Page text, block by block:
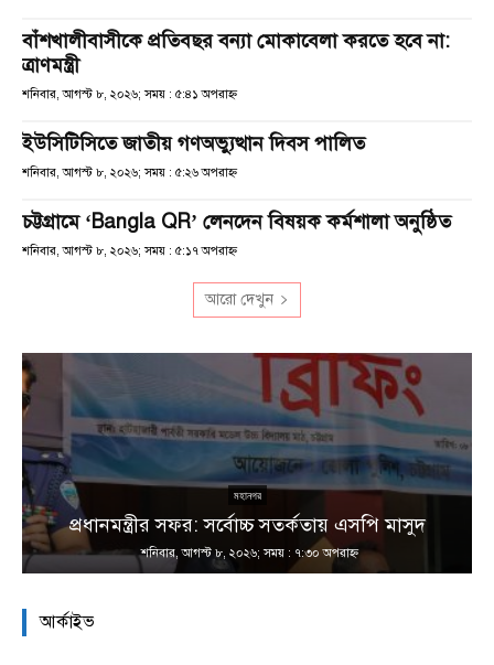
বাঁশখালীবাসীকে প্রতিবছর বন্যা মোকাবেলা করতে হবে না:
ত্রাণমন্ত্রী
শনিবার, আগস্ট ৮, ২০২৬; সময় : ৫:৪১ অপরাহ্ণ
ইউসিটিসিতে জাতীয় গণঅভ্যুত্থান দিবস পালিত
শনিবার, আগস্ট ৮, ২০২৬; সময় : ৫:২৬ অপরাহ্ণ
চট্টগ্রামে ‘Bangla QR’ লেনদেন বিষয়ক কর্মশালা অনুষ্ঠিত
শনিবার, আগস্ট ৮, ২০২৬; সময় : ৫:১৭ অপরাহ্ণ
আরো দেখুন
মহানগর
প্রধানমন্ত্রীর সফর: সর্বোচ্চ সতর্কতায় এসপি মাসুদ
শনিবার, আগস্ট ৮, ২০২৬; সময় : ৭:৩০ অপরাহ্ণ
আর্কাইভ